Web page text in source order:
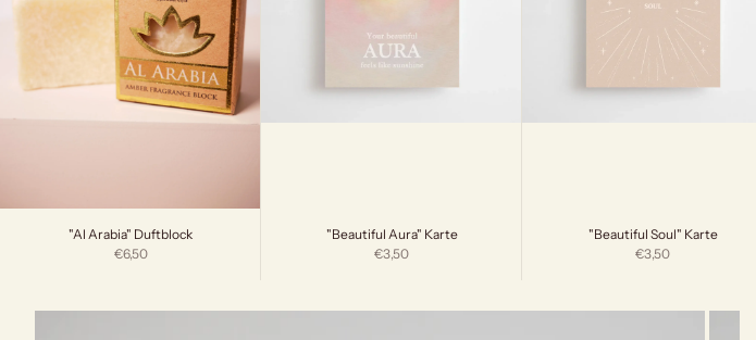
"Al Arabia" Duftblock
Angebot
€6,50
"Beautiful Aura" Karte
Angebot
€3,50
"Beautiful Soul" Karte
Angebot
€3,50